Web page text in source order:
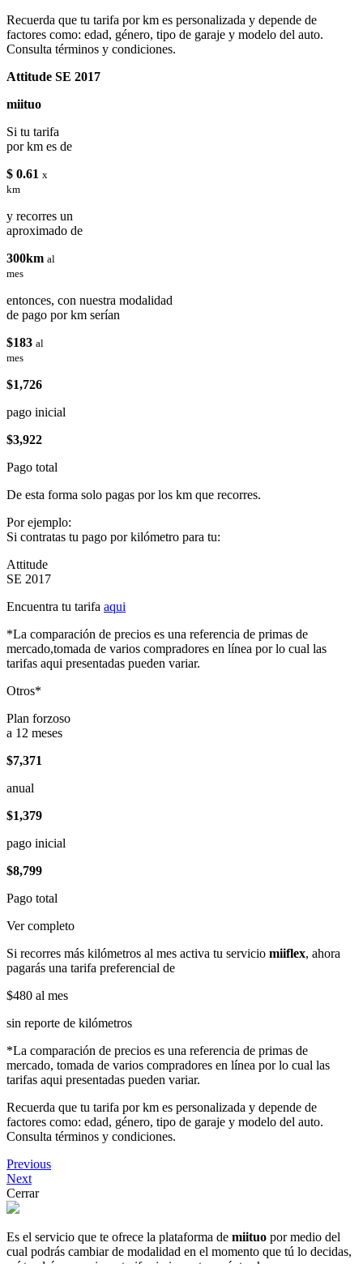
Recuerda que tu tarifa por km es personalizada y depende de
factores como: edad, género, tipo de garaje y modelo del auto.
Consulta términos y condiciones.
Attitude SE 2017
miituo
Si tu tarifa
por km es de
$ 0.61 x
km
y recorres un
aproximado de
300km al
mes
entonces, con nuestra modalidad
de pago por km serían
$183 al
mes
$1,726
pago inicial
$3,922
Pago total
De esta forma solo pagas por los km que recorres.
Por ejemplo:
Si contratas tu pago por kilómetro para tu:
Attitude
SE 2017
Encuentra tu tarifa aqui
*La comparación de precios es una referencia de primas de
mercado,tomada de varios compradores en línea por lo cual las
tarifas aqui presentadas pueden variar.
Otros*
Plan forzoso
a 12 meses
$7,371
anual
$1,379
pago inicial
$8,799
Pago total
Ver completo
Si recorres más kilómetros al mes activa tu servicio miiflex, ahora
pagarás una tarifa preferencial de
$480 al mes
sin reporte de kilómetros
*La comparación de precios es una referencia de primas de
mercado, tomada de varios compradores en línea por lo cual las
tarifas aqui presentadas pueden variar.
Recuerda que tu tarifa por km es personalizada y depende de
factores como: edad, género, tipo de garaje y modelo del auto.
Consulta términos y condiciones.
Previous
Next
Cerrar
Es el servicio que te ofrece la plataforma de miituo por medio del
cual podrás cambiar de modalidad en el momento que tú lo decidas,